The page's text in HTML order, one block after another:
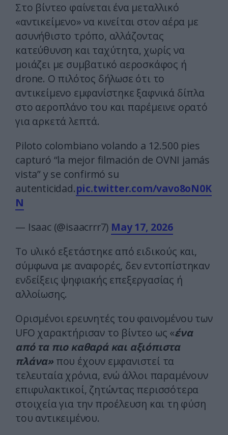
Στο βίντεο φαίνεται ένα μεταλλικό
«αντικείμενο» να κινείται στον αέρα με
ασυνήθιστο τρόπο, αλλάζοντας
κατεύθυνση και ταχύτητα, χωρίς να
μοιάζει με συμβατικό αεροσκάφος ή
drone. Ο πιλότος δήλωσε ότι το
αντικείμενο εμφανίστηκε ξαφνικά δίπλα
στο αεροπλάνο του και παρέμεινε ορατό
για αρκετά λεπτά.
Piloto colombiano volando a 12.500 pies
capturó “la mejor filmación de OVNI jamás
vista” y se confirmó su
autenticidad.pic.twitter.com/vavo8oN0K
N
— Isaac (@isaacrrr7) May 17, 2026
Το υλικό εξετάστηκε από ειδικούς και,
σύμφωνα με αναφορές, δεν εντοπίστηκαν
ενδείξεις ψηφιακής επεξεργασίας ή
αλλοίωσης.
Ορισμένοι ερευνητές του φαινομένου των
UFO χαρακτήρισαν το βίντεο ως «ένα
από τα πιο καθαρά και αξιόπιστα
πλάνα» που έχουν εμφανιστεί τα
τελευταία χρόνια, ενώ άλλοι παραμένουν
επιφυλακτικοί, ζητώντας περισσότερα
στοιχεία για την προέλευση και τη φύση
του αντικειμένου.